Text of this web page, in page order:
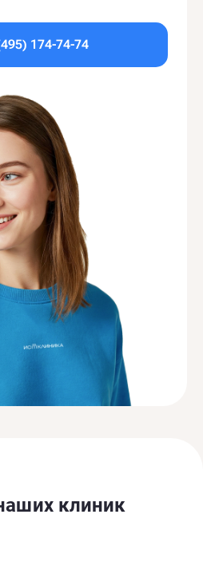
174-74-74
клиник